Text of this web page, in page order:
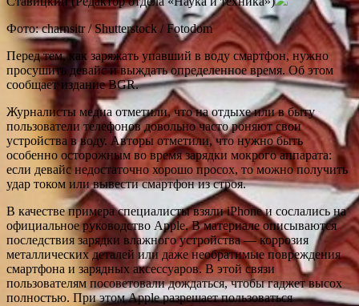
Фото: charnsitr / Shutterstock / Fotodom
Перед тем, как заряжать упавший в воду смартфон, нужно
просушить девайс и выждать определенное время. Об этом
сообщает издание BGR.
Журналисты медиа отметили, что на отдыхе или в быту
пользователи телефонов довольно часто роняют свои
устройства в воду. Авторы отметили, что нужно быть
особенно осторожным во время зарядки мокрого аппарата:
если девайс недостаточно хорошо просох, то можно получить
удар током или вывести смартфон из строя.
В качестве примера специалисты взяли iPhone и сослались на
официальное руководство Apple. В материале описываются
последствия зарядки влажного устройства — коррозия
металлических деталей или даже необратимые повреждения
смартфона и зарядных аксессуаров. В этой связи
пользователям посоветовали дождаться, чтобы гаджет высох
полностью. При этом Apple разрешает пользоваться